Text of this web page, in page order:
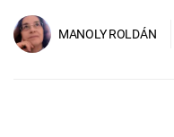
MANOLY ROLDÁN